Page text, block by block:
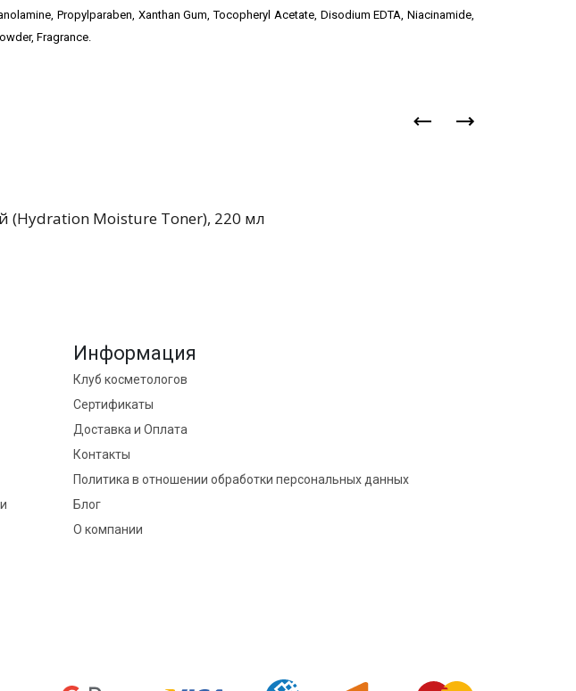
Propylparaben, Xanthan Gum, Tocopheryl Acetate, Disodium EDTA, Niacinamide,
Fragrance.
Moisture Toner), 220 мл
Информация
Клуб косметологов
Сертификаты
Доставка и Оплата
Контакты
Политика в отношении обработки персональных данных
Блог
О компании